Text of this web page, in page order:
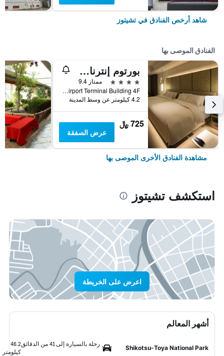
شاهد أرخص الفنادق في تشيتوز
الفنادق الموصى بها
بورتوم إنترناشونال هوكايدو
4 نجوم
ممتاز 9.4
New Chitose Airport Terminal Building 4F, تشيتوز, اليابان
4.2 كيلومتر عن وسط المدينة
725 ﷼
عرض الصفقة
مشاهدة الفنادق الأخرى الموصى بها
استكشف تشيتوز
اعرض على الخريطة
أشهر المعالم
Shikotsu-Toya National Park
رحلة بالسيارة إلى 41 من الدقائق
46.2
كيلومتر